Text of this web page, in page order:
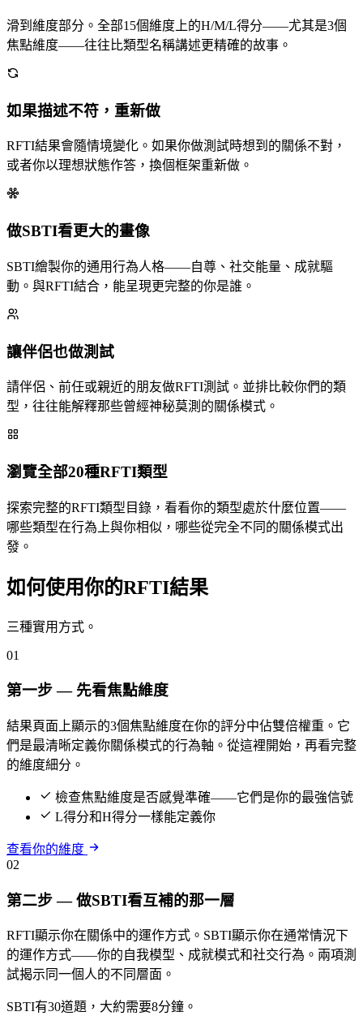
滑到維度部分。全部15個維度上的H/M/L得分——尤其是3個
焦點維度——往往比類型名稱講述更精確的故事。
如果描述不符，重新做
RFTI結果會隨情境變化。如果你做測試時想到的關係不對，
或者你以理想狀態作答，換個框架重新做。
做SBTI看更大的畫像
SBTI繪製你的通用行為人格——自尊、社交能量、成就驅
動。與RFTI結合，能呈現更完整的你是誰。
讓伴侶也做測試
請伴侶、前任或親近的朋友做RFTI測試。並排比較你們的類
型，往往能解釋那些曾經神秘莫測的關係模式。
瀏覽全部20種RFTI類型
探索完整的RFTI類型目錄，看看你的類型處於什麼位置——
哪些類型在行為上與你相似，哪些從完全不同的關係模式出
發。
如何使用你的RFTI結果
三種實用方式。
01
第一步 — 先看焦點維度
結果頁面上顯示的3個焦點維度在你的評分中佔雙倍權重。它
們是最清晰定義你關係模式的行為軸。從這裡開始，再看完整
的維度細分。
檢查焦點維度是否感覺準確——它們是你的最強信號
L得分和H得分一樣能定義你
查看你的維度
02
第二步 — 做SBTI看互補的那一層
RFTI顯示你在關係中的運作方式。SBTI顯示你在通常情況下
的運作方式——你的自我模型、成就模式和社交行為。兩項測
試揭示同一個人的不同層面。
SBTI有30道題，大約需要8分鐘。